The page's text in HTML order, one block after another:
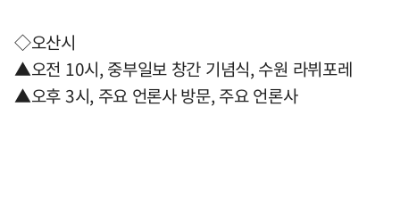
◇오산시
▲오전 10시, 중부일보 창간 기념식, 수원 라뷔포레
▲오후 3시, 주요 언론사 방문, 주요 언론사